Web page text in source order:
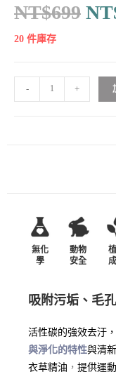
NT$699
20 件庫存
- +
無化
學
動物
安全
吸附污垢、毛
活性碳的強效去汙
與淨化的特性與清
衣草精油 ， 提供運